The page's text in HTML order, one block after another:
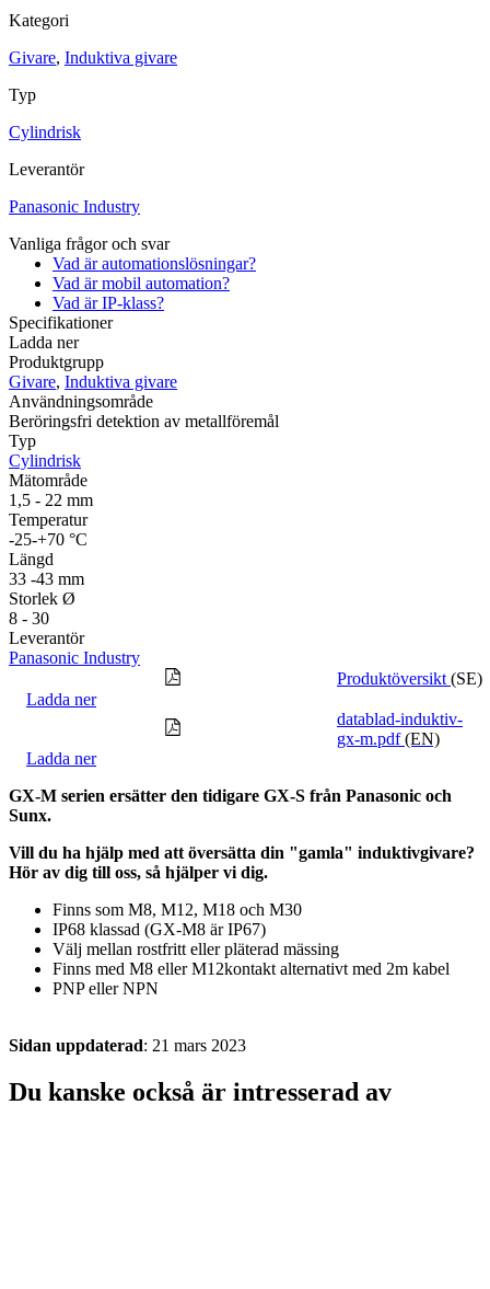
Kategori
Givare, Induktiva givare
Typ
Cylindrisk
Leverantör
Panasonic Industry
Vanliga frågor och svar
Vad är automationslösningar?
Vad är mobil automation?
Vad är IP-klass?
Specifikationer
Ladda ner
Produktgrupp
Givare, Induktiva givare
Användningsområde
Beröringsfri detektion av metallföremål
Typ
Cylindrisk
Mätområde
1,5 - 22 mm
Temperatur
-25-+70 °C
Längd
33 -43 mm
Storlek Ø
8 - 30
Leverantör
Panasonic Industry
Produktöversikt (SE)
Ladda ner
datablad-induktiv-
gx-m.pdf(EN)
Ladda ner
GX-M serien ersätter den tidigare GX-S från Panasonic och
Sunx.
Vill du ha hjälp med att översätta din "gamla" induktivgivare?
Hör av dig till oss, så hjälper vi dig.
Finns som M8, M12, M18 och M30
IP68 klassad (GX-M8 är IP67)
Välj mellan rostfritt eller pläterad mässing
Finns med M8 eller M12kontakt alternativt med 2m kabel
PNP eller NPN
Sidan uppdaterad: 21 mars 2023
Du kanske också är intresserad av